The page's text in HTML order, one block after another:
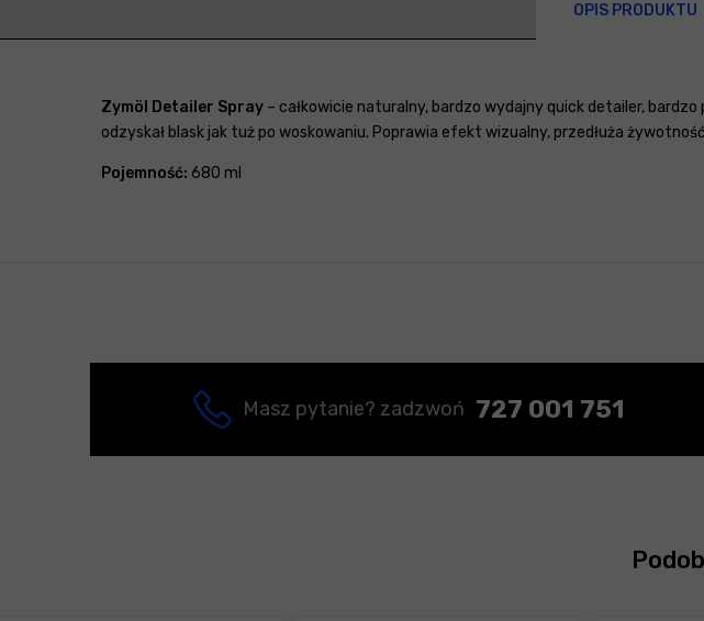
OPIS PRODUKTU
Zymöl Detailer Spray – całkowicie naturalny, bardzo wydajny quick detailer,
odzyskał blask jak tuż po woskowaniu. Poprawia efekt wizualny, przedłuża
Pojemność: 680 ml
Masz pytanie? zadzwoń 727 001 751